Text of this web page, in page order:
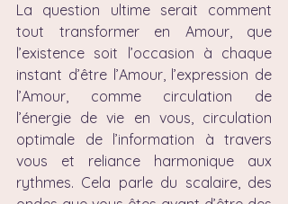
La question ultime serait comment
tout transformer en Amour, que
l’existence soit l’occasion à chaque
instant d’être l’Amour, l’expression de
l’Amour, comme circulation de
l’énergie de vie en vous, circulation
optimale de l’information à travers
vous et reliance harmonique aux
rythmes. Cela parle du scalaire, des